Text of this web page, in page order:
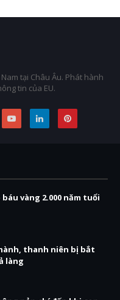
tại Châu Âu. Phát hành
tin của EU.
vàng 2.000 năm tuổi
thanh niên bị bắt
làng